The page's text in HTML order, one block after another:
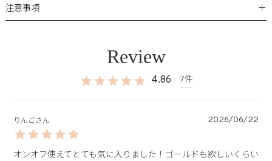
注意事項 ＋
4.86 7
りんご 2026/06/22
オンオフ使えてとても気に入りました！ゴールドも欲しいくらい